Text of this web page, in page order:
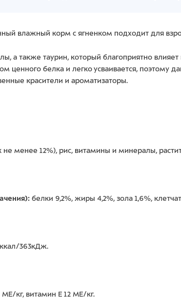
влажный корм с ягненком подходит для
а также таурин, который благоприятно
ценного белка и легко усваивается, поэтому
красители и ароматизаторы.
менее 12%), рис, витамины и минералы,
белки 9,2%, жиры 4,2%, зола 1,6%,
363кДж.
кг, витамин Е 12 МЕ/кг.